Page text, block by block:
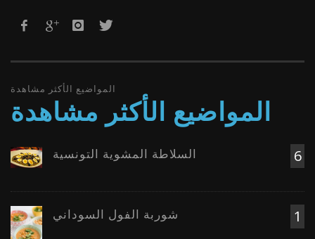
المواضيع الأكثر مشاهدة
المواضيع الأكثر مشاهدة
6 السلاطة المشوية التونسية
1 شوربة الفول السوداني